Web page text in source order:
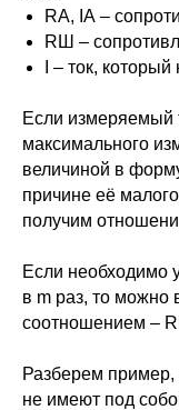
RА, IA –
RШ –
I – ток,
Если измеряемый
максимального
величиной в
причине её
получим
Если необходимо
в m раз, то можно
соотношением –
Разберем пример,
не имеют под